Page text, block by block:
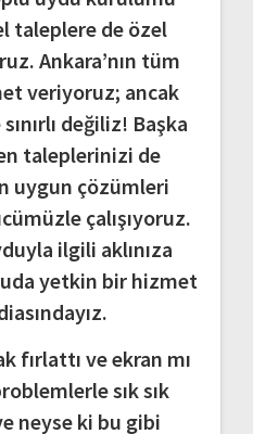
taleplere de özel
Ankara’nın tüm
veriyoruz; ancak
değiliz! Başka
taleplerinizi de
uygun çözümleri
çalışıyoruz.
ilgili aklınıza
yetkin bir hizmet
fırlattı ve ekran mı
sık sık
neyse ki bu gibi